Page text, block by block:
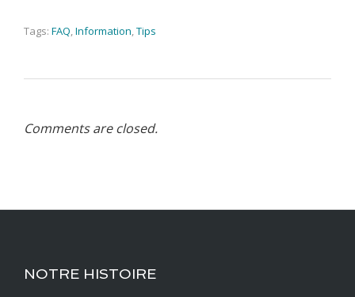
Tags: FAQ,Information,Tips
Comments are closed.
NOTRE HISTOIRE